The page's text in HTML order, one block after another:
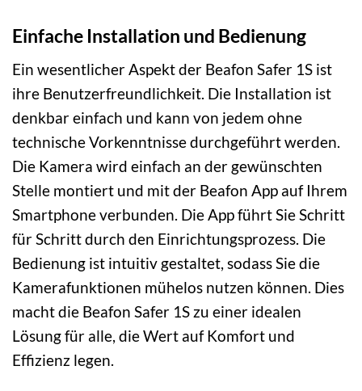
Einfache Installation und Bedienung
Ein wesentlicher Aspekt der Beafon Safer 1S ist
ihre Benutzerfreundlichkeit. Die Installation ist
denkbar einfach und kann von jedem ohne
technische Vorkenntnisse durchgeführt werden.
Die Kamera wird einfach an der gewünschten
Stelle montiert und mit der Beafon App auf Ihrem
Smartphone verbunden. Die App führt Sie Schritt
für Schritt durch den Einrichtungsprozess. Die
Bedienung ist intuitiv gestaltet, sodass Sie die
Kamerafunktionen mühelos nutzen können. Dies
macht die Beafon Safer 1S zu einer idealen
Lösung für alle, die Wert auf Komfort und
Effizienz legen.